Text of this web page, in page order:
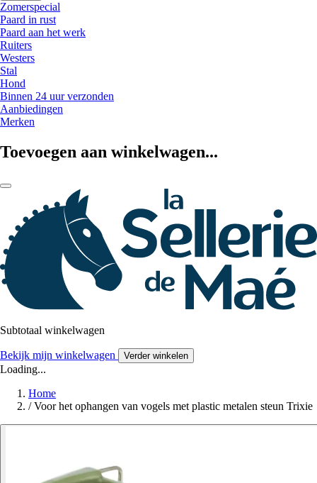
Zomerspecial
Paard in rust
Paard aan het werk
Ruiters
Westers
Stal
Hond
Binnen 24 uur verzonden
Aanbiedingen
Merken
Toevoegen aan winkelwagen...
Subtotaal winkelwagen
Bekijk mijn winkelwagen Verder winkelen
Loading...
Home
/ Voor het ophangen van vogels met plastic metalen steun Trixie